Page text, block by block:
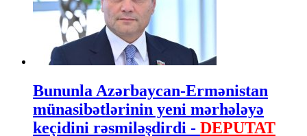
Bununla Azərbaycan-Ermənistan
münasibətlərinin yeni mərhələyə
keçidini rəsmiləşdirdi - DEPUTAT